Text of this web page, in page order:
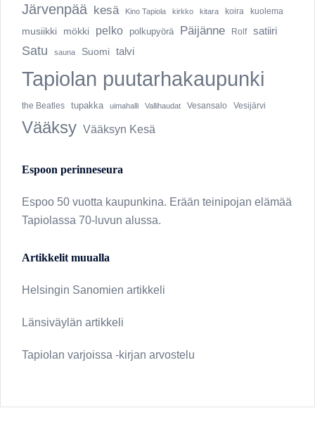
Järvenpää kesä Kino Tapiola kirkko kitara koira kuolema
musiikki mökki pelko polkupyörä Päijänne Rolf satiiri
Satu sauna Suomi talvi
Tapiolan puutarhakaupunki
the Beatles tupakka uimahalli Vallihaudat Vesansalo Vesijärvi
Vääksy Vääksyn Kesä
Espoon perinneseura
Espoo 50 vuotta kaupunkina. Erään teinipojan elämää
Tapiolassa 70-luvun alussa.
Artikkelit muualla
Helsingin Sanomien artikkeli
Länsiväylän artikkeli
Tapiolan varjoissa -kirjan arvostelu